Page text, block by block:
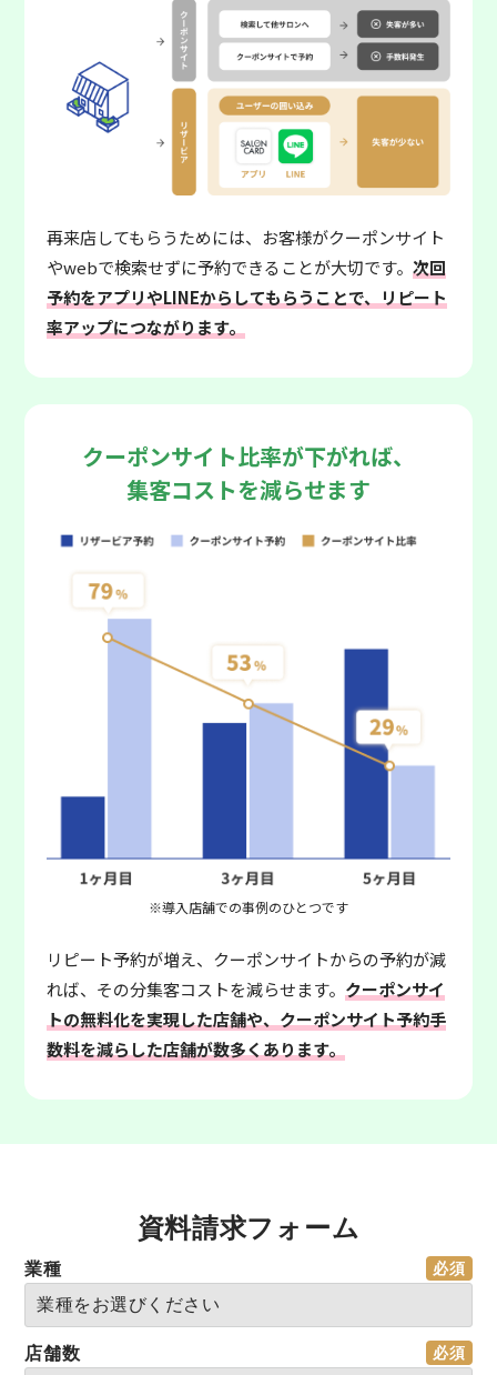
再来店してもらうためには、お客様がクーポンサイト
やwebで検索せずに予約できることが大切です。次回
予約をアプリやLINEからしてもらうことで、リピート
率アップにつながります。
クーポンサイト比率が下がれば、
集客コストを減らせます
※導入店舗での事例のひとつです
リピート予約が増え、クーポンサイトからの予約が減
れば、その分集客コストを減らせます。 クーポンサイ
トの無料化を実現した店舗や、クーポンサイト予約手
数料を減らした店舗が数多くあります。
資料請求フォーム
業種
店舗数